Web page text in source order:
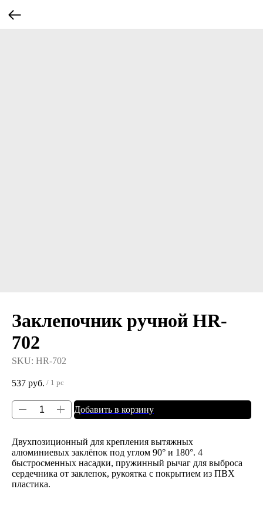
Заклепочник ручной HR-
702
SKU: HR-702
537 руб. / 1 pc
Добавить в корзину
Двухпозиционный для крепления вытяжных
алюминиевых заклёпок под углом 90° и 180°. 4
быстросменных насадки, пружинный рычаг для выброса
сердечника от заклепок, рукоятка с покрытием из ПВХ
пластика.